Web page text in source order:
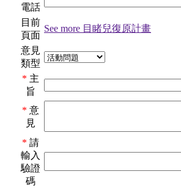
電話
目前
頁面
See more 目睹兒復原計畫
意見
類型
* 主
旨
* 意
見
* 請
輸入
驗證
碼